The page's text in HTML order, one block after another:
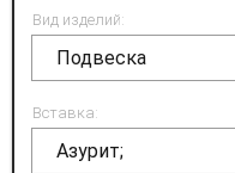
Вид изделий:
Подвеска
Вставка:
Азурит;